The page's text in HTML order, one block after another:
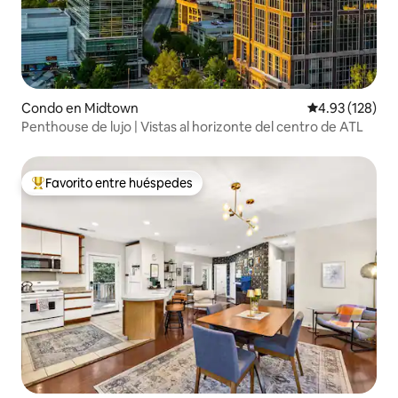
Condo en Midtown Calificación
4.93 (128)
Penthouse de lujo | Vistas al horizonte del centro de ATL
Favorito entre huéspedes preferido
Favorito entre huéspedes